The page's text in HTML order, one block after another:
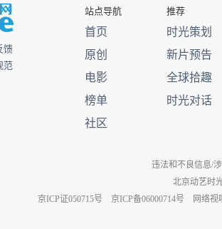
馈
范
站点导航
首页
原创
电影
榜单
社区
推荐
时光策划
新片预告
全球拾趣
时光对话
违法和不良信息/
北京动艺时
京ICP证050715号
京ICP备06000714号 网络视